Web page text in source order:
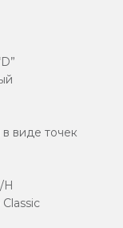
виде точек
H